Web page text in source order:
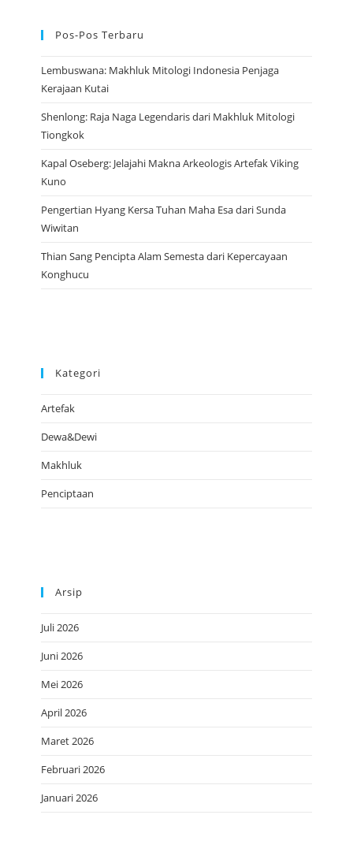
Pos-Pos Terbaru
Lembuswana: Makhluk Mitologi Indonesia Penjaga
Kerajaan Kutai
Shenlong: Raja Naga Legendaris dari Makhluk Mitologi
Tiongkok
Kapal Oseberg: Jelajahi Makna Arkeologis Artefak Viking
Kuno
Pengertian Hyang Kersa Tuhan Maha Esa dari Sunda
Wiwitan
Thian Sang Pencipta Alam Semesta dari Kepercayaan
Konghucu
Kategori
Artefak
Dewa&Dewi
Makhluk
Penciptaan
Arsip
Juli 2026
Juni 2026
Mei 2026
April 2026
Maret 2026
Februari 2026
Januari 2026